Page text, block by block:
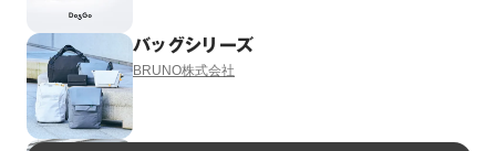
バッグシリーズ
BRUNO株式会社